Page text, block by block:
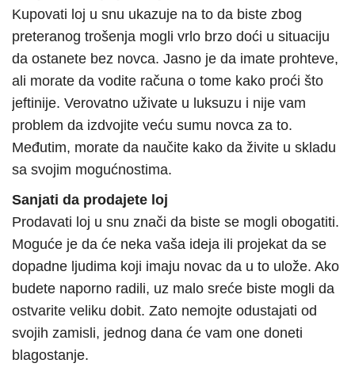
Kupovati loj u snu ukazuje na to da biste zbog
preteranog trošenja mogli vrlo brzo doći u situaciju
da ostanete bez novca. Jasno je da imate prohteve,
ali morate da vodite računa o tome kako proći što
jeftinije. Verovatno uživate u luksuzu i nije vam
problem da izdvojite veću sumu novca za to.
Međutim, morate da naučite kako da živite u skladu
sa svojim mogućnostima.
Sanjati da prodajete loj
Prodavati loj u snu znači da biste se mogli obogatiti.
Moguće je da će neka vaša ideja ili projekat da se
dopadne ljudima koji imaju novac da u to ulože. Ako
budete naporno radili, uz malo sreće biste mogli da
ostvarite veliku dobit. Zato nemojte odustajati od
svojih zamisli, jednog dana će vam one doneti
blagostanje.